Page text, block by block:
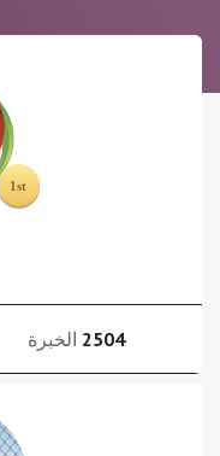
2504 الخبرة